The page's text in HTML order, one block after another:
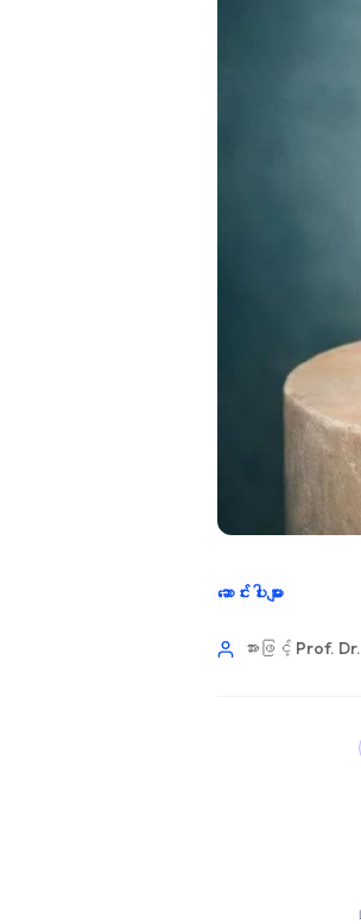
ဆောင်းပါးများ
အားဖြင့် Prof.